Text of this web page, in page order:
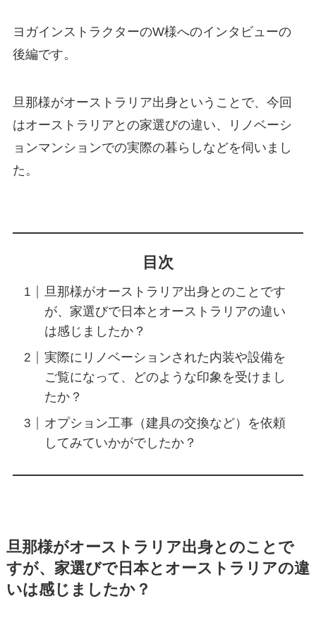
ヨガインストラクターのW様へのインタビューの
後編です。
旦那様がオーストラリア出身ということで、今回
はオーストラリアとの家選びの違い、リノベーシ
ョンマンションでの実際の暮らしなどを伺いまし
た。
目次
旦那様がオーストラリア出身とのことです
が、家選びで日本とオーストラリアの違い
は感じましたか？
実際にリノベーションされた内装や設備を
ご覧になって、どのような印象を受けまし
たか？
オプション工事（建具の交換など）を依頼
してみていかがでしたか？
旦那様がオーストラリア出身とのことで
すが、家選びで日本とオーストラリアの違
いは感じましたか？